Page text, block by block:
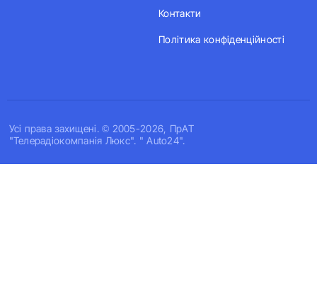
Усi права захищенi. © 2005-2026, ПрАТ
"Телерадіокомпанія Люкс". " Auto24".
Контакти
Політика конфіденційності